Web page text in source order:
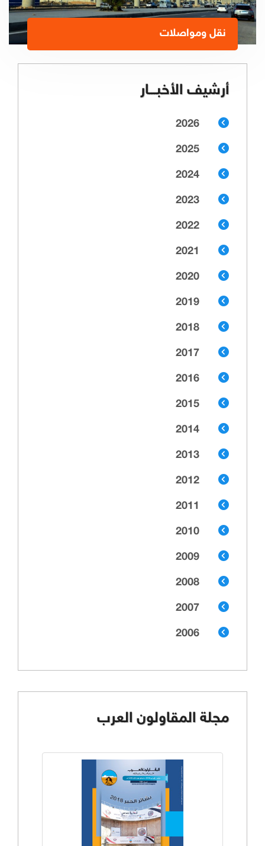
نقل ومواصلات
أرشيف الأخبـــار
2026
2025
2024
2023
2022
2021
2020
2019
2018
2017
2016
2015
2014
2013
2012
2011
2010
2009
2008
2007
2006
مجلة المقاولون العرب